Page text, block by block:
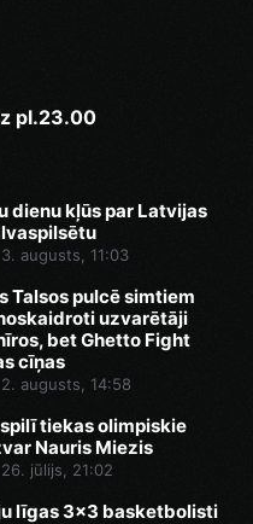
pl.23.00
dienu kļūs par Latvijas
3. augusts, 11:03
Talsos pulcē simtiem
uzvarētāji
bet Ghetto Fight
cīņas
2. augusts, 14:58
tiekas olimpiskie
Nauris Miezis
26. jūlijs, 21:02
līgas 3x3 basketbolisti